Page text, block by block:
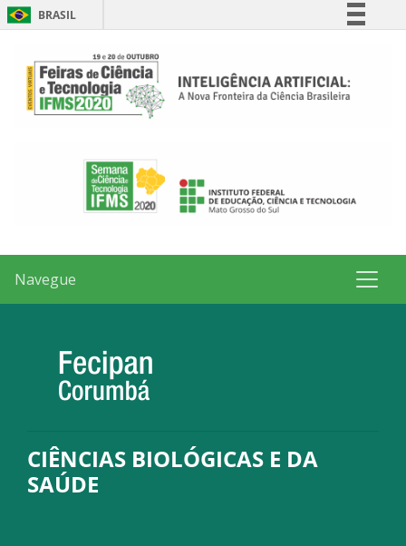
BRASIL
Participe
Navegue
CIÊNCIAS BIOLÓGICAS E DA
SAÚDE